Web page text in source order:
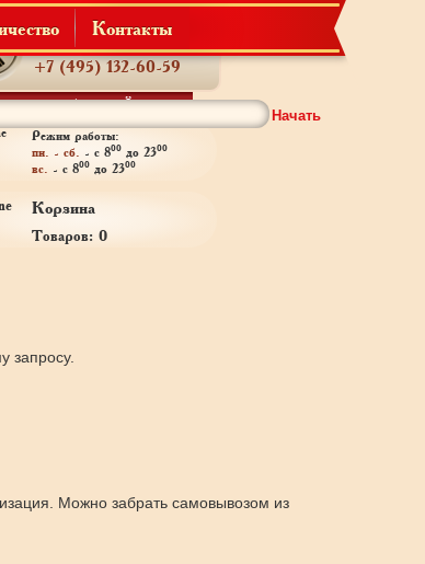
Телефон:
+7 (495) 132-60-59
обратный звонок
Режим работы:
пн. - сб. - с 800до 2300
вс. - с 800до 2300
Корзина
Товаров: 0
Контакты
Начать
запросу.
Можно забрать самовывозом из